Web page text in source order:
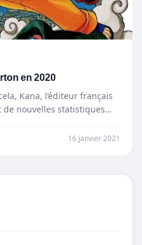
en 2020
Kana, l’éditeur français
nouvelles statistiques
16 janvier 2021